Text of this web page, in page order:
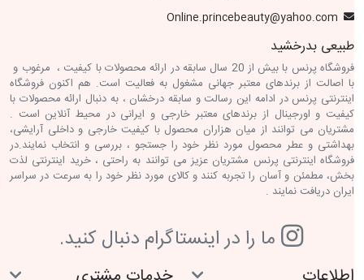
Online.princebeauty@yahoo.com
طبیعی بدرخشید
فروشگاه پرنس با بیش از 20 سال سابقه در ارائه محصولات با کیفیت ، مرغوب و
با اصالت از برندهای معتبر جهانی مشغول به فعالیت است. هم اکنون فروشگاه
اینترنتی پرنس در ادامه این رسالت و سابقه درخشان ، به دنبال ارائه محصولات با
کیفیت و اورجینال از برندهای معتبر خارجی و ایرانی در محیط آنلاین است .
مشتریان می توانند از میان هزاران محصول با کیفیت خارجی و داخلی آرایشی،
بهداشتی و عطر محصول مورد نظر خود را جستجو ، بررسی و انتخاب نمایند.در
فروشگاه اینترنتی پرنس مشتریان عزیز می توانند به راحتی ، خرید اینترنتی لذت
بخش، مطمئن و آسان را تجربه کنند و کالای مورد نظر خود را به سرعت در سراسر
ایران دریافت نمایند .
ما را در اينستاگرام دنبال کنيد.